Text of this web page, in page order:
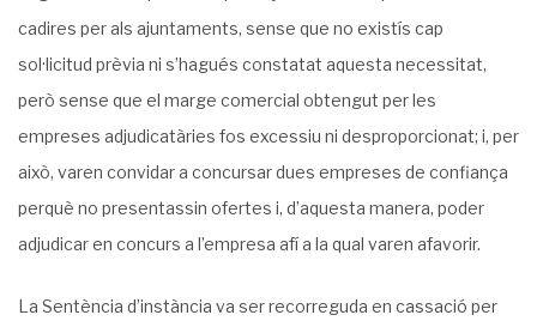
cadires per als ajuntaments, sense que no existís cap
sol·licitud prèvia ni s’hagués constatat aquesta necessitat,
però sense que el marge comercial obtengut per les
empreses adjudicatàries fos excessiu ni desproporcionat; i, per
això, varen convidar a concursar dues empreses de confiança
perquè no presentassin ofertes i, d’aquesta manera, poder
adjudicar en concurs a l’empresa afí a la qual varen afavorir.
La Sentència d’instància va ser recorreguda en cassació per